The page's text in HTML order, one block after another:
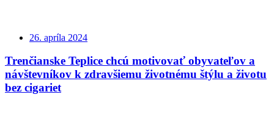
26. apríla 2024
Trenčianske Teplice chcú motivovať obyvateľov a
návštevníkov k zdravšiemu životnému štýlu a životu
bez cigariet